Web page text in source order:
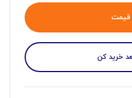
قیمت
خرید کن